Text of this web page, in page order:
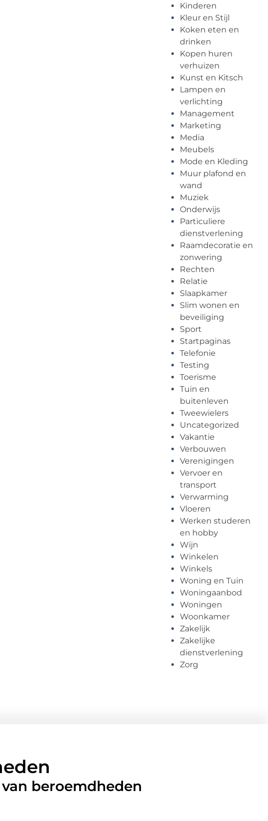
Kinderen
Kleur en Stijl
Koken eten en
drinken
Kopen huren
verhuizen
Kunst en Kitsch
Lampen en
verlichting
Management
Marketing
Media
Meubels
Mode en Kleding
Muur plafond en
wand
Muziek
Onderwijs
Particuliere
dienstverlening
Raamdecoratie en
zonwering
Rechten
Relatie
Slaapkamer
Slim wonen en
beveiliging
Sport
Startpaginas
Telefonie
Testing
Toerisme
Tuin en
buitenleven
Tweewielers
Uncategorized
Vakantie
Verbouwen
Verenigingen
Vervoer en
transport
Verwarming
Vloeren
Werken studeren
en hobby
Wijn
Winkelen
Winkels
Woning en Tuin
Woningaanbod
Woningen
Woonkamer
Zakelijk
Zakelijke
dienstverlening
Zorg
beroemdheden